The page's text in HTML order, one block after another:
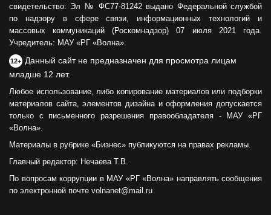
свидетельство: Эл № ФС77-81242 выдано Федеральной службой
по надзору в сфере связи, информационных технологий и
массовых коммуникаций (Роскомнадзор) 07 июля 2021 года.
Учредитель: МАУ «РГ «Волна».
12+ Данный сайт не предназначен для просмотра лицам
младше 12 лет.
Любое использование, либо копирование материалов или подборки
материалов сайта, элементов дизайна и оформления допускается
только с письменного разрешения правообладателя - МАУ «РГ
«Волна».
Материалы в рубрике «Бизнес» публикуются на правах рекламы.
Главный редактор: Нечаева Т.В.
По вопросам коррупции в МАУ «РГ «Волна» направлять сообщения
по электронной почте volnanet@mail.ru